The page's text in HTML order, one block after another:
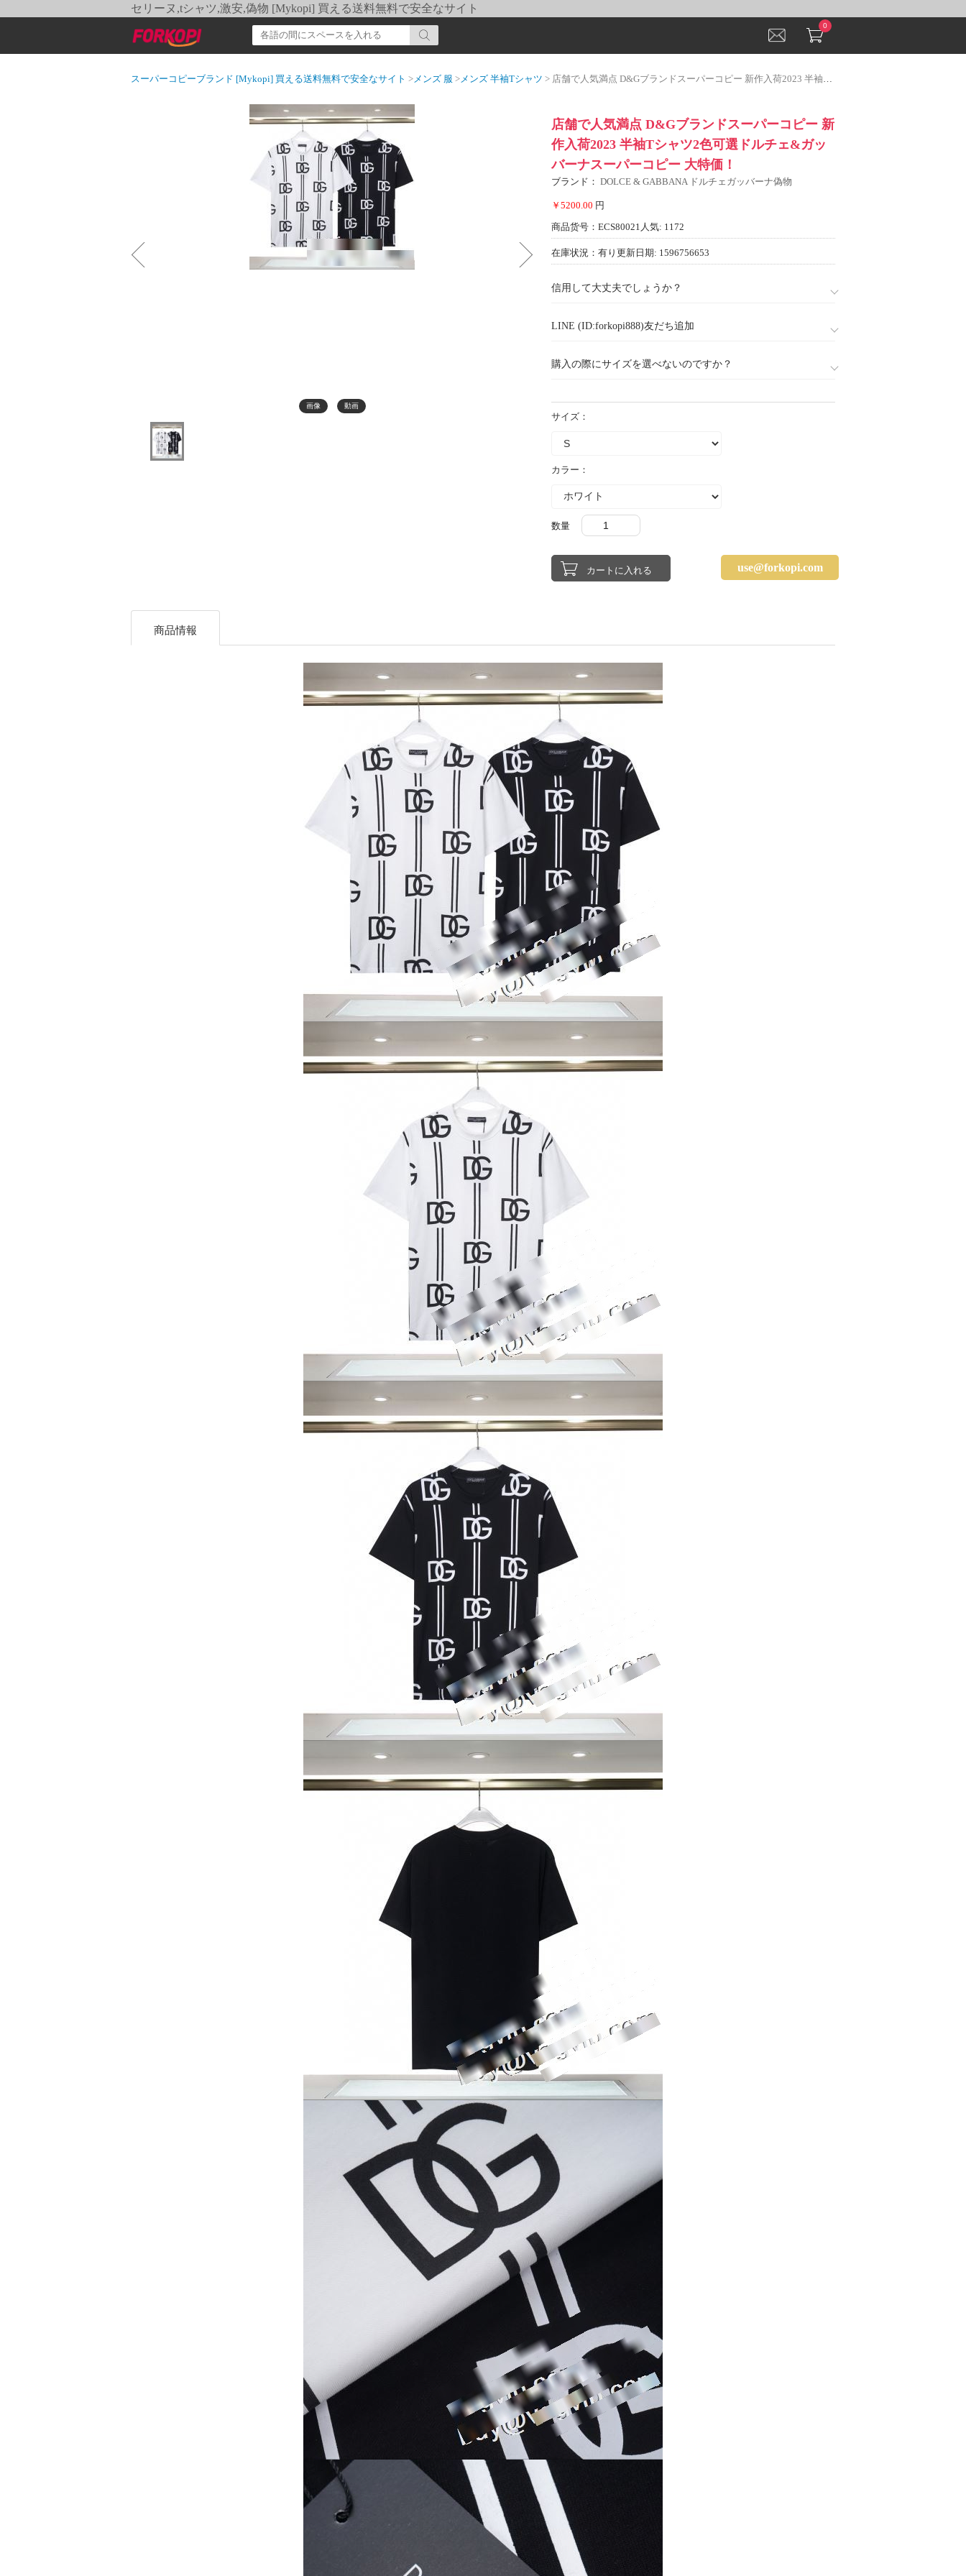
セリーヌ,tシャツ,激安,偽物 [Mykopi] 買える送料無料で安全なサイト
0
スーパーコピーブランド [Mykopi] 買える送料無料で安全なサイト >メンズ 服 >メンズ 半袖Tシャツ > 店舗で人気満点 D&Gブランドスーパーコピー 新作入荷2023 半袖Tシャツ2色可選ドルチェ&ガッバーナスーパーコピー 大特価！
画像 動画
店舗で人気満点 D&Gブランドスーパーコピー 新
作入荷2023 半袖Tシャツ2色可選ドルチェ&ガッ
バーナスーパーコピー 大特価！
ブランド： DOLCE & GABBANA ドルチェガッバーナ偽物
￥5200.00 円
商品货号：ECS80021 人気: 1172
在庫状況：有り 更新日期: 1596756653
信用して大丈夫でしょうか？
LINE (ID:forkopi888)友だち追加
購入の際にサイズを選べないのですか？
サイズ：
カラー：
数量
use@forkopi.com
商品情報